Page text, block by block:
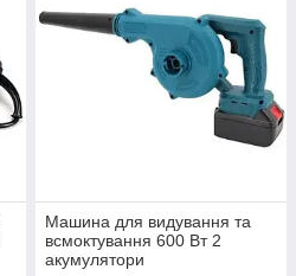
Машина для видування та
всмоктування 600 Вт 2
акумулятори